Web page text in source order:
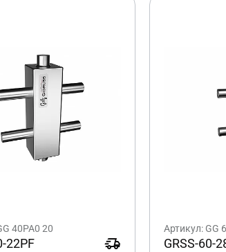
40PA0 20
22PF
Артикул: GG
GRSS-60-